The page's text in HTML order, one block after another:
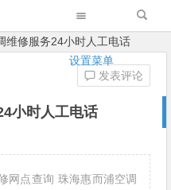
设置菜单
维修服务24小时人工电话
小时人工电话
发表评论
网点查询 珠海惠而浦空调